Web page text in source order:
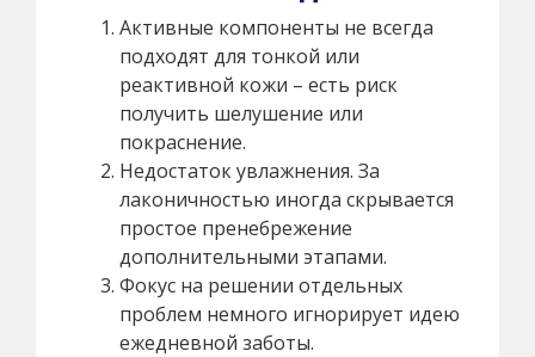
Активные компоненты не всегда
подходят для тонкой или
реактивной кожи – есть риск
получить шелушение или
покраснение.
Недостаток увлажнения. За
лаконичностью иногда скрывается
простое пренебрежение
дополнительными этапами.
Фокус на решении отдельных
проблем немного игнорирует идею
ежедневной заботы.